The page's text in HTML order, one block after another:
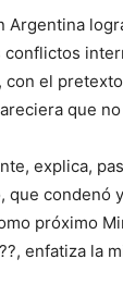
Argentina
conflictos
con el
que
explica,
que condenó
próximo
enfatiza la